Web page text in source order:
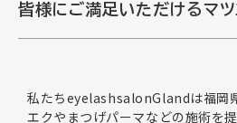
皆様にご満足いただけるマ
私たちeyelashsalonGlandは福岡
エクやまつげパーマなどの施術を